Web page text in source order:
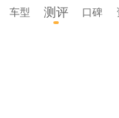
车型 测评 口碑